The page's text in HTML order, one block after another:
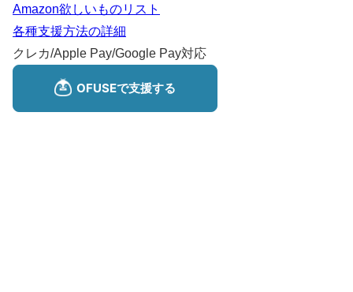
Amazon欲しいものリスト
各種支援方法の詳細
クレカ/Apple Pay/Google Pay対応